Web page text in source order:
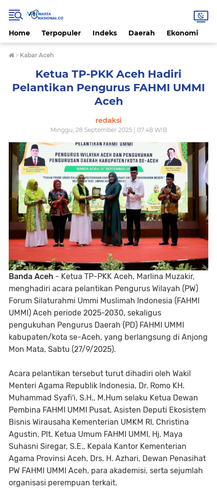
Home Terpopuler Indeks Daerah Ekonomi
› Kabar Aceh
Ketua TP-PKK Aceh Hadiri
Pelantikan Pengurus FAHMI UMMI
Aceh
redaksi
Minggu, 28 September 2025 | 07.48 WIB
Banda Aceh - Ketua TP-PKK Aceh, Marlina Muzakir,
menghadiri acara pelantikan Pengurus Wilayah (PW)
Forum Silaturahmi Ummi Muslimah Indonesia (FAHMI
UMMI) Aceh periode 2025-2030, sekaligus
pengukuhan Pengurus Daerah (PD) FAHMI UMMI
kabupaten/kota se-Aceh, yang berlangsung di Anjong
Mon Mata, Sabtu (27/9/2025).
Acara pelantikan tersebut turut dihadiri oleh Wakil
Menteri Agama Republik Indonesia, Dr. Romo KH.
Muhammad Syafi'i, S.H., M.Hum selaku Ketua Dewan
Pembina FAHMI UMMI Pusat, Asisten Deputi Ekosistem
Bisnis Wirausaha Kementerian UMKM RI, Christina
Agustin, Plt. Ketua Umum FAHMI UMMI, Hj. Maya
Suhasni Siregar, S.E., Kepala Kantor Kementerian
Agama Provinsi Aceh, Drs. H. Azhari, Dewan Penasihat
PW FAHMI UMMI Aceh, para akademisi, serta sejumlah
organisasi perempuan terkait.